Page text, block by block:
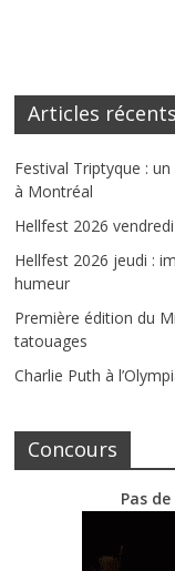
Articles récents
Festival Triptyque :
à Montréal
Hellfest 2026
Hellfest 2026 jeudi :
humeur
Première édition du
tatouages
Charlie Puth à
Concours
Pas